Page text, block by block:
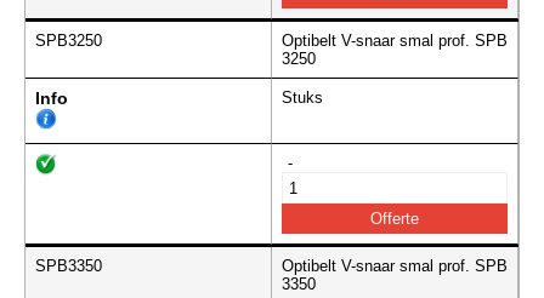
SPB3250
Optibelt V-snaar smal prof. SPB
3250
Info Stuks
-
SPB3350
Optibelt V-snaar smal prof. SPB
3350